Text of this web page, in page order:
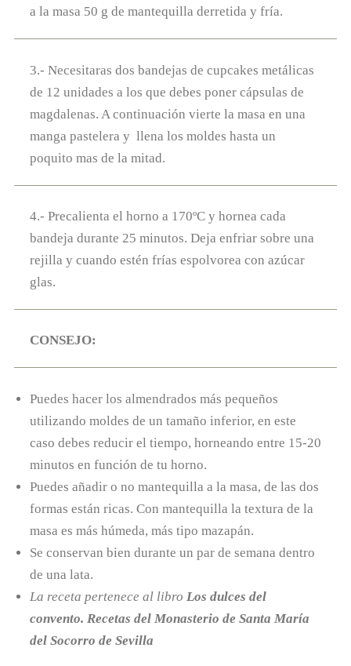
a la masa 50 g de mantequilla derretida y fría.
3.- Necesitaras dos bandejas de cupcakes metálicas
de 12 unidades a los que debes poner cápsulas de
magdalenas. A continuación vierte la masa en una
manga pastelera y llena los moldes hasta un
poquito mas de la mitad.
4.- Precalienta el horno a 170ºC y hornea cada
bandeja durante 25 minutos. Deja enfriar sobre una
rejilla y cuando estén frías espolvorea con azúcar
glas.
CONSEJO:
Puedes hacer los almendrados más pequeños
utilizando moldes de un tamaño inferior, en este
caso debes reducir el tiempo, horneando entre 15-20
minutos en función de tu horno.
Puedes añadir o no mantequilla a la masa, de las dos
formas están ricas. Con mantequilla la textura de la
masa es más húmeda, más tipo mazapán.
Se conservan bien durante un par de semana dentro
de una lata.
La receta pertenece al libro Los dulces del
convento. Recetas del Monasterio de Santa María
del Socorro de Sevilla